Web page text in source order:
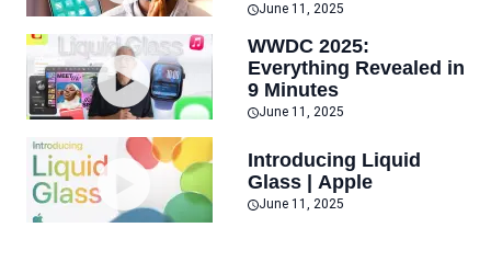
June 11, 2025
WWDC 2025:
Everything Revealed in
9 Minutes
June 11, 2025
Introducing Liquid
Glass | Apple
June 11, 2025